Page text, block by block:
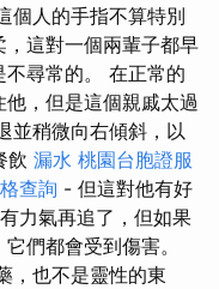
個人的手指不算特別
這對一個兩輩子都早
尋常的。 在正常的
，但是這個親戚太過
並稍微向右傾斜，以
飲 漏水 桃園台胞證服
查詢 - 但這對他有好
力氣再追了，但如果
們都會受到傷害。
，也不是靈性的東